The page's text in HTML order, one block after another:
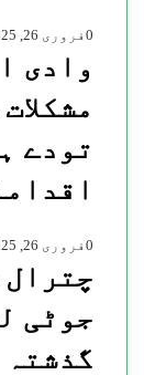
فروری 26, 20250
وادی
تودے
فروری 26, 20250
جوٹی
گذشتہ